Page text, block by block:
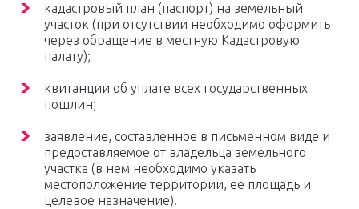
кадастровый план (паспорт) на земельный
участок (при отсутствии необходимо оформить
через обращение в местную Кадастровую
палату);
квитанции об уплате всех государственных
пошлин;
заявление, составленное в письменном виде и
предоставляемое от владельца земельного
участка (в нем необходимо указать
местоположение территории, ее площадь и
целевое назначение).